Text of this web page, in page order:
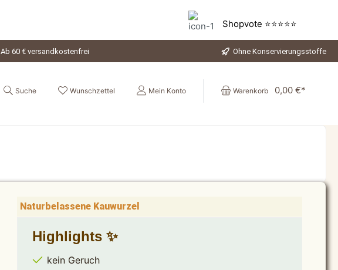
Shopvote ⭐⭐⭐⭐⭐
Ab 60 € versandkostenfrei Ohne Konservierungsstoffe
Suche Wunschzettel Mein Konto Warenkorb 0,00 €*
Naturbelassene Kauwurzel
Highlights ✨
kein Geruch